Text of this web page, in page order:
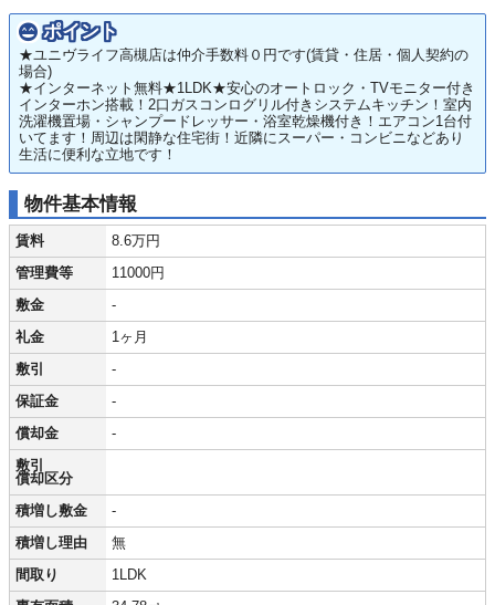
ポイント
★ユニヴライフ高槻店は仲介手数料０円です(賃貸・住居・個人契約の
場合)
★インターネット無料★1LDK★安心のオートロック・TVモニター付き
インターホン搭載！2口ガスコンログリル付きシステムキッチン！室内
洗濯機置場・シャンプードレッサー・浴室乾燥機付き！エアコン1台付
いてます！周辺は閑静な住宅街！近隣にスーパー・コンビニなどあり
生活に便利な立地です！
物件基本情報
賃料 8.6万円
管理費等 11000円
敷金 -
礼金 1ヶ月
敷引 -
保証金 -
償却金 -
敷引
償却区分
積増し敷金 -
積増し理由 無
間取り 1LDK